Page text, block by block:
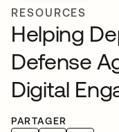
RESOURCES
Helping
Defense
Digital
PARTAGER